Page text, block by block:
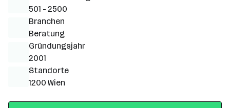
501 - 2500
Branchen
Beratung
Gründungsjahr
2001
Standorte
1200 Wien